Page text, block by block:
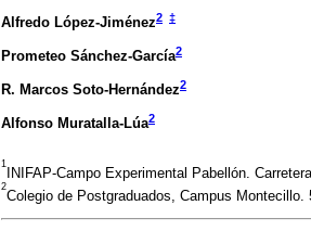
Alfredo López-Jiménez2 ‡
Prometeo Sánchez-García2
R. Marcos Soto-Hernández2
Alfonso Muratalla-Lúa2
1
INIFAP-Campo Experimental Pabellón.
2
Colegio de Postgraduados, Campus